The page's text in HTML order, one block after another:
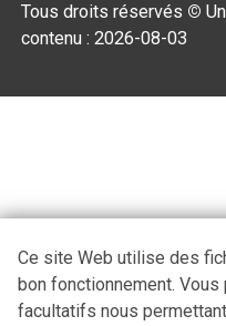
Tous droits réservés ©
contenu :2026-08-03
Ce site Web utilise des
bon fonctionnement.
facultatifs nous